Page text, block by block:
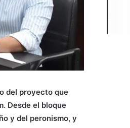
del proyecto que
Desde el bloque
y del peronismo, y